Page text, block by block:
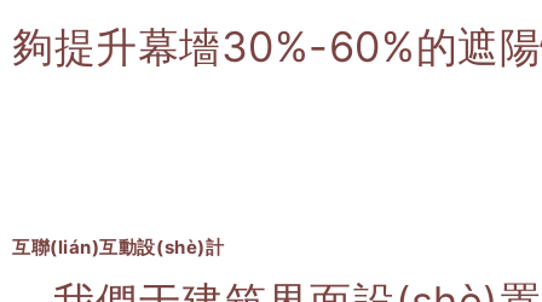
夠提升幕墻30%-60%的遮陽
互聯(lián)互動設(shè)計